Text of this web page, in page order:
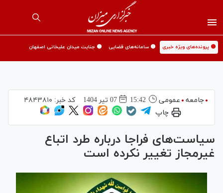
🟡 پرونده‌های ویژه خبری 🟡 سامانه‌های قضایی 🟡 جنایت میدان علیخانی اصفهان
جامعه عمومی 15:42 07 تير 1404 کد خبر: ۴۸۴۳۸۱۰
چاپ
سیاست‌های فراجا درباره طرد اتباع
غیرمجاز تغییر نکرده است